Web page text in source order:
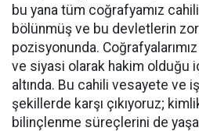
bu yana tüm coğrafyamız
bölünmüş ve bu devletlerin
pozisyonunda.
ve siyasi olarak hakim olduğu
altında. Bu cahili vesayete ve
şekillerde karşı çıkıyoruz;
bilinçlenme süreçlerini de